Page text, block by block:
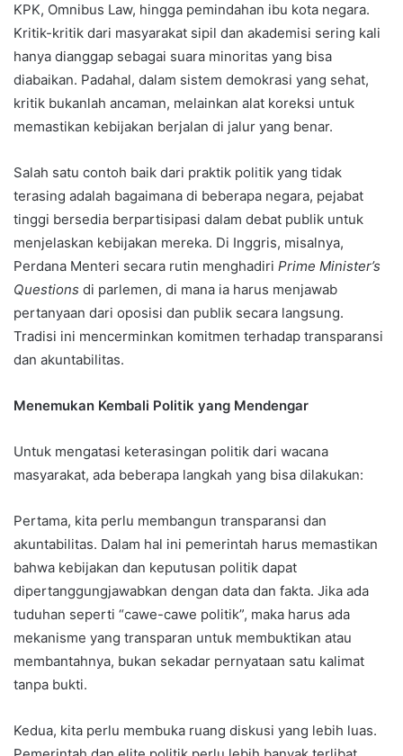
KPK, Omnibus Law, hingga pemindahan ibu kota negara.
Kritik-kritik dari masyarakat sipil dan akademisi sering kali
hanya dianggap sebagai suara minoritas yang bisa
diabaikan. Padahal, dalam sistem demokrasi yang sehat,
kritik bukanlah ancaman, melainkan alat koreksi untuk
memastikan kebijakan berjalan di jalur yang benar.
Salah satu contoh baik dari praktik politik yang tidak
terasing adalah bagaimana di beberapa negara, pejabat
tinggi bersedia berpartisipasi dalam debat publik untuk
menjelaskan kebijakan mereka. Di Inggris, misalnya,
Perdana Menteri secara rutin menghadiri Prime Minister’s
Questions di parlemen, di mana ia harus menjawab
pertanyaan dari oposisi dan publik secara langsung.
Tradisi ini mencerminkan komitmen terhadap transparansi
dan akuntabilitas.
Menemukan Kembali Politik yang Mendengar
Untuk mengatasi keterasingan politik dari wacana
masyarakat, ada beberapa langkah yang bisa dilakukan:
Pertama, kita perlu membangun transparansi dan
akuntabilitas. Dalam hal ini pemerintah harus memastikan
bahwa kebijakan dan keputusan politik dapat
dipertanggungjawabkan dengan data dan fakta. Jika ada
tuduhan seperti “cawe-cawe politik”, maka harus ada
mekanisme yang transparan untuk membuktikan atau
membantahnya, bukan sekadar pernyataan satu kalimat
tanpa bukti.
Kedua, kita perlu membuka ruang diskusi yang lebih luas.